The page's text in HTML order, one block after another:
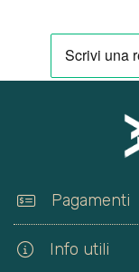
Pagamenti
Info utili